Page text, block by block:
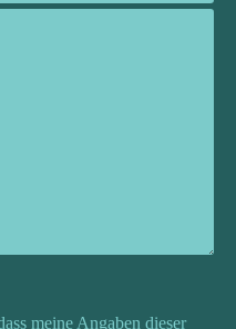
meine Angaben dieser